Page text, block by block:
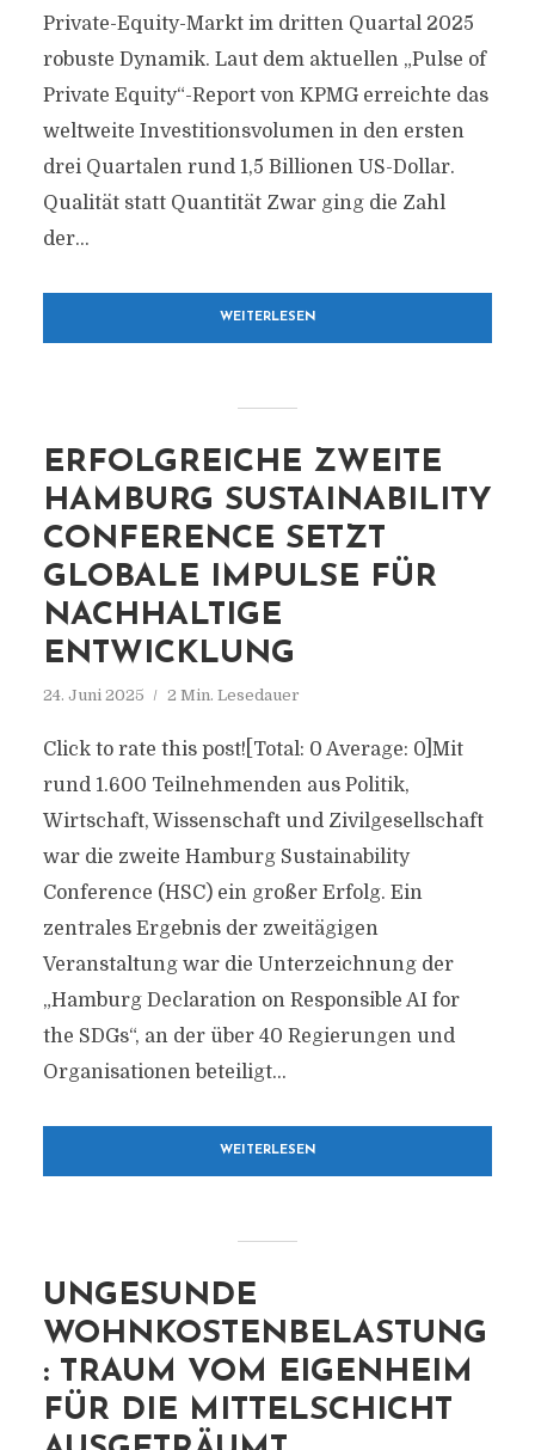
Private-Equity-Markt im dritten Quartal 2025
robuste Dynamik. Laut dem aktuellen „Pulse of
Private Equity“-Report von KPMG erreichte das
weltweite Investitionsvolumen in den ersten
drei Quartalen rund 1,5 Billionen US-Dollar.
Qualität statt Quantität Zwar ging die Zahl
der...
WEITERLESEN
ERFOLGREICHE ZWEITE
HAMBURG SUSTAINABILITY
CONFERENCE SETZT
GLOBALE IMPULSE FÜR
NACHHALTIGE
ENTWICKLUNG
24. Juni 2025 2 Min. Lesedauer
Click to rate this post![Total: 0 Average: 0]Mit
rund 1.600 Teilnehmenden aus Politik,
Wirtschaft, Wissenschaft und Zivilgesellschaft
war die zweite Hamburg Sustainability
Conference (HSC) ein großer Erfolg. Ein
zentrales Ergebnis der zweitägigen
Veranstaltung war die Unterzeichnung der
„Hamburg Declaration on Responsible AI for
the SDGs“, an der über 40 Regierungen und
Organisationen beteiligt...
WEITERLESEN
UNGESUNDE
WOHNKOSTENBELASTUNG
: TRAUM VOM EIGENHEIM
FÜR DIE MITTELSCHICHT